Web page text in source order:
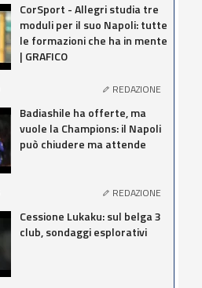
CorSport - Allegri studia tre
moduli per il suo Napoli: tutte
le formazioni che ha in mente
| GRAFICO
REDAZIONE
Badiashile ha offerte, ma
vuole la Champions: il Napoli
può chiudere ma attende
REDAZIONE
Cessione Lukaku: sul belga 3
club, sondaggi esplorativi